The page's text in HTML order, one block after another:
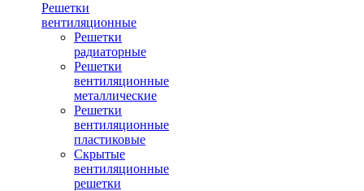
Решетки
вентиляционные
Решетки
радиаторные
Решетки
вентиляционные
металлические
Решетки
вентиляционные
пластиковые
Скрытые
вентиляционные
решетки